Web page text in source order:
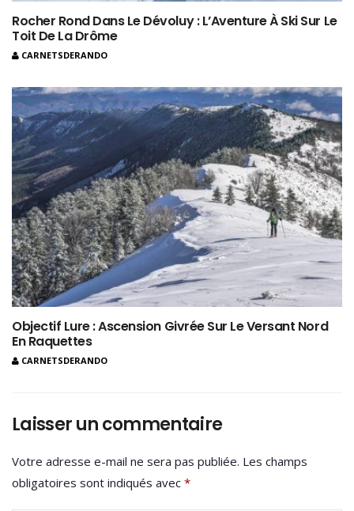
Rocher Rond Dans Le Dévoluy : L’Aventure À Ski Sur Le
Toit De La Drôme
CARNETSDERANDO
Objectif Lure : Ascension Givrée Sur Le Versant Nord
En Raquettes
CARNETSDERANDO
Laisser un commentaire
Votre adresse e-mail ne sera pas publiée. Les champs
obligatoires sont indiqués avec *